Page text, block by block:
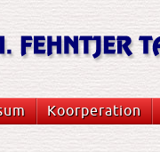
Koorperation